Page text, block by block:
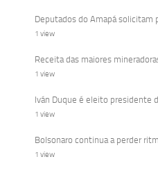
Deputados do Amapá solicitam
1 view
Receita das maiores
1 view
Iván Duque é eleito presidente
1 view
Bolsonaro continua a perder
1 view